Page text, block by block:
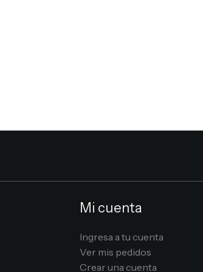
Mi cuenta
Ingresa a tu cuenta
Ver mis pedidos
Crear una cuenta